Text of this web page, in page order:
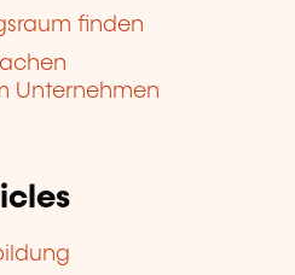
finden
Unternehmen